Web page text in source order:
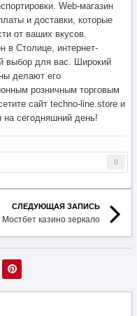
Web-магазин
и доставки, которые
от ваших вкусов.
в Столице, интернет-
выбор для вас. Широкий
делают его
розничным торговым
сайт techno-line.store и
сегодняшний день!
0
СЛЕДУЮЩАЯ ЗАПИСЬ
Мостбет казино зеркало